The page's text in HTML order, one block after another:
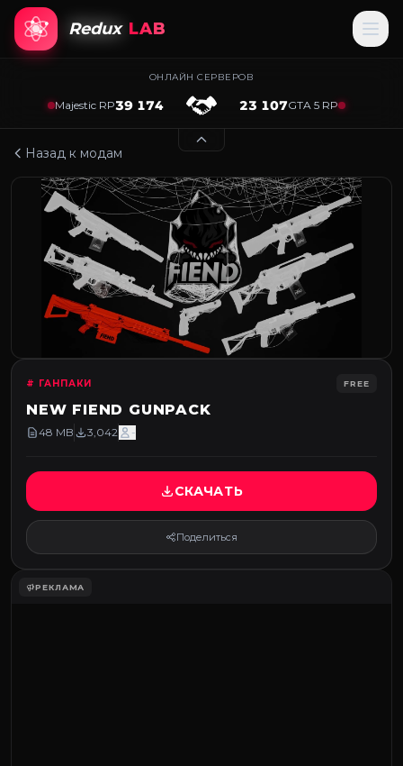
Redux LAB
ОНЛАЙН СЕРВЕРОВ
Majestic RP39 174 23 107GTA 5 RP
Назад к модам
# ГАНПАКИ FREE
NEW FIEND GUNPACK
48 MB 3,042 -
СКАЧАТЬ
Поделиться
РЕКЛАМА